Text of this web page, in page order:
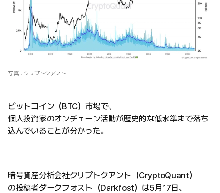
写真：クリプトクアント
ビットコイン（BTC）市場で、
個人投資家のオンチェーン活動が歴史的な低水準まで落ち
込んでいることが分かった。
暗号資産分析会社クリプトクアント（CryptoQuant）
の投稿者ダークフォスト（Darkfost）は5月17日、